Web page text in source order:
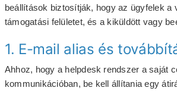
beállítások biztosítják, hogy az ügyfelek a
támogatási felületet, és a kiküldött vagy
1. E-mail alias és
Ahhoz, hogy a helpdesk rendszer a saját
kommunikációban, be kell állítania egy